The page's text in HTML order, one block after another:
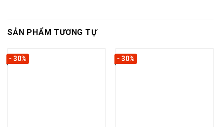
SẢN PHẨM TƯƠNG TỰ
- 30% - 30%